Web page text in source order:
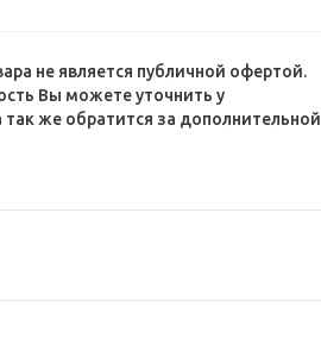
не является публичной офертой.
Вы можете уточнить у
же обратится за дополнительной